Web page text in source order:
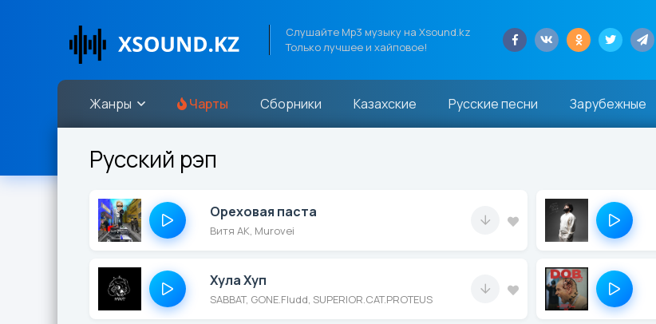
Слушайте Mp3 музыку на Xsound.kz
Только лучшее и хайповое!
Жанры Чарты Сборники Казахские Русские песни Зарубежные
Русский рэп
Ореховая паста
Витя АК, Murovei
Хула Хуп
SABBAT, GONE.Fludd, SUPERIOR.CAT.PROTEUS